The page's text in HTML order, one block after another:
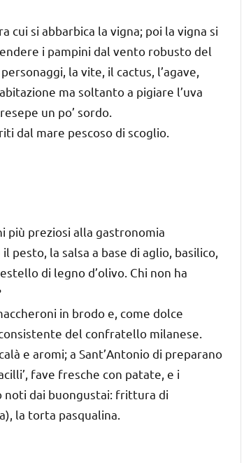
cui si abbarbica la vigna; poi la vigna si
i pampini dal vento robusto del
la vite, il cactus, l’agave,
ma soltanto a pigiare l’uva
un po’ sordo.
dal mare pescoso di scoglio.
più preziosi alla gastronomia
la salsa a base di aglio, basilico,
di legno d’olivo. Chi non ha
in brodo e, come dolce
del confratello milanese.
e aromi; a Sant’Antonio di preparano
fave fresche con patate, e i
noti dai buongustai: frittura di
la torta pasqualina.